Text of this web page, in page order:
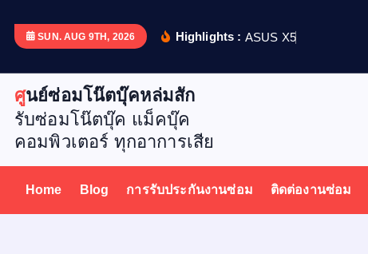
p
SUN. AUG 9TH, 2026 Highlights : ASUS X51
ศูนย์ซ่อมโน๊ตบุ๊คหล่มสัก
รับซ่อมโน๊ตบุ๊ค แม็คบุ๊ค
คอมพิวเตอร์ ทุกอาการเสีย
Home Blog การรับประกันงานซ่อม ติดต่องานซ่อม